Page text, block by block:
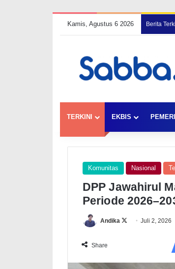
Kamis, Agustus 6 2026 Berita
TERKINI EKBIS
Komunitas Nasional
DPP Jawahirul
Periode
Andika
FollowJuli 2, 2026
Share